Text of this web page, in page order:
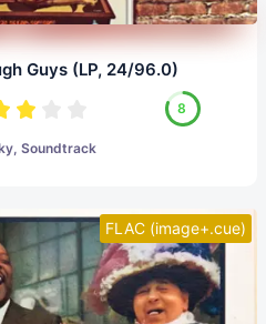
Guys (LP, 24/96.0)
8
Soundtrack
FLAC (image+.cue)